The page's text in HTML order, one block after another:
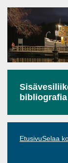
bibliografia
EtusivuSelaa